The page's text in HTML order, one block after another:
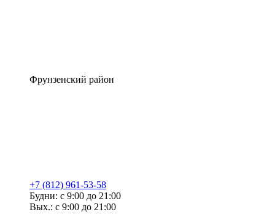
Фрунзенский район
+7 (812) 961-53-58
Будни: с 9:00 до 21:00
Вых.: с 9:00 до 21:00